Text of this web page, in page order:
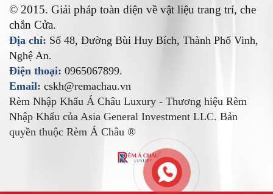
© 2015. Giải pháp toàn diện về vật liệu trang trí, che
chắn Cửa.
Địa chỉ: Số 48, Đường Bùi Huy Bích, Thành Phố Vinh,
Nghệ An.
Điện thoại: 0965067899.
Email: cskh@remachau.vn
Rèm Nhập Khẩu Á Châu Luxury - Thương hiệu Rèm
Nhập Khẩu của Asia General Investment LLC. Bản
quyền thuộc Rèm Á Châu ®